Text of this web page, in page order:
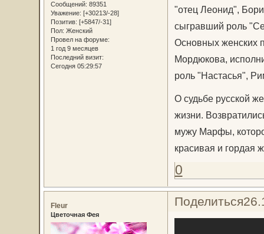
Сообщений: 89351
Уважение: [+30213/-28]
Позитив: [+5847/-31]
Пол: Женский
Провел на форуме:
1 год 9 месяцев
Последний визит:
Сегодня 05:29:57
"отец Леонид",
сыгравший роль
Основных женских
Мордюкова,
роль "Настасья",
О судьбе русской
жизни.
мужу Марфы,
красивая и гордая
0
Поделиться
Fleur
Цветочная Фея